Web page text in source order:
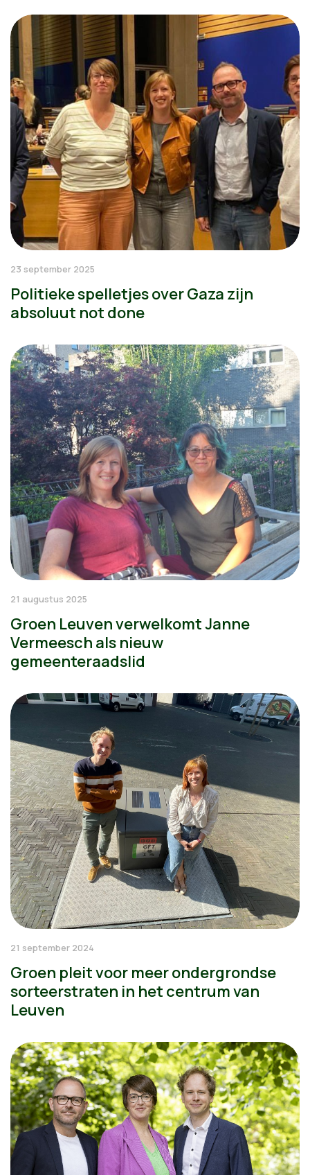
23 september 2025
Politieke spelletjes over Gaza zijn
absoluut not done
21 augustus 2025
Groen Leuven verwelkomt Janne
Vermeesch als nieuw
gemeenteraadslid
21 september 2024
Groen pleit voor meer ondergrondse
sorteerstraten in het centrum van
Leuven